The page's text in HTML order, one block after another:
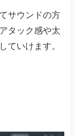
サウンドの方
タック感や太
ていけます。